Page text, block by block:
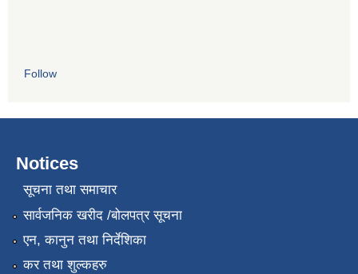
Follow
Notices
सूचना तथा समाचार
सार्वजनिक खरीद /बोलपत्र सूचना
एन, कानुन तथा निर्देशिका
कर तथा शुल्कहरु